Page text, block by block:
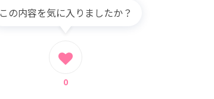
この内容を気に入りましたか？
0